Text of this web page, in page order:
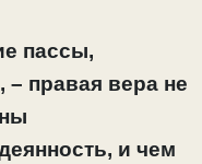
пассы,
– правая вера не
и чем